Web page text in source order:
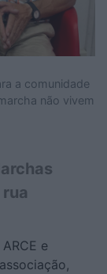
a comunidade
não vivem
e